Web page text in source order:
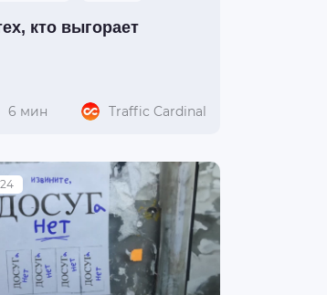
кто выгорает
6 мин Traffic Cardinal